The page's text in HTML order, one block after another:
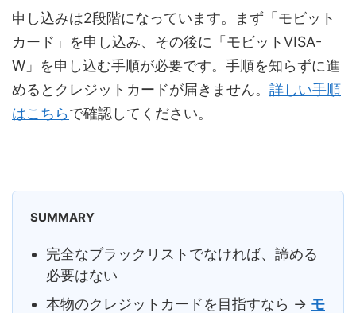
申し込みは2段階になっています。まず「モビット
カード」を申し込み、その後に「モビットVISA-
W」を申し込む手順が必要です。手順を知らずに進
めるとクレジットカードが届きません。 詳しい手順
はこちらで確認してください。
SUMMARY
完全なブラックリストでなければ、諦める
必要はない
本物のクレジットカードを目指すなら → モ